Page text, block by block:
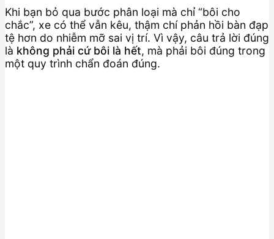
Khi bạn bỏ qua bước phân loại mà chỉ “bôi cho
chắc”, xe có thể vẫn kêu, thậm chí phản hồi bàn đạp
tệ hơn do nhiễm mỡ sai vị trí. Vì vậy, câu trả lời đúng
là không phải cứ bôi là hết, mà phải bôi đúng trong
một quy trình chẩn đoán đúng.